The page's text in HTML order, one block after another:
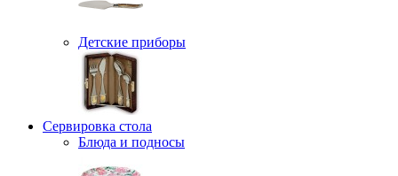
Детские приборы
Сервировка стола
Блюда и подносы